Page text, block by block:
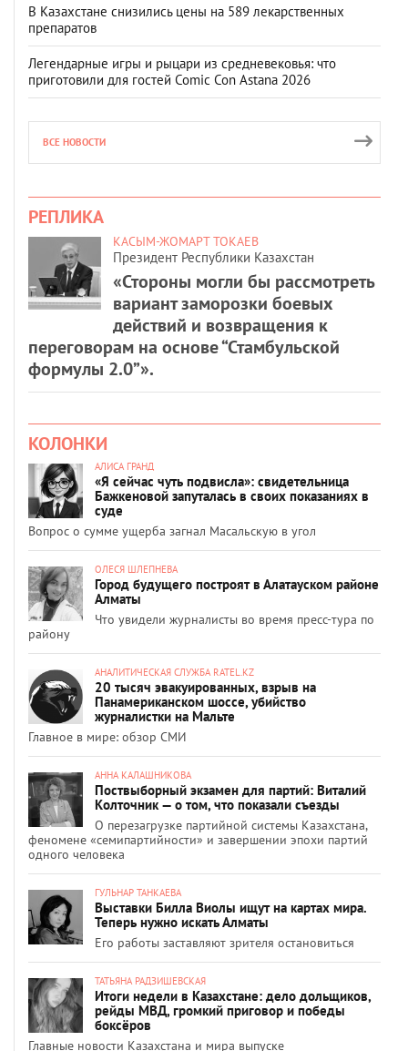
В Казахстане снизились цены на 589 лекарственных
препаратов
Легендарные игры и рыцари из средневековья: что
приготовили для гостей Comic Con Astana 2026
ВСЕ НОВОСТИ
РЕПЛИКА
КАСЫМ-ЖОМАРТ ТОКАЕВ
Президент Республики Казахстан
«Стороны могли бы рассмотреть
вариант заморозки боевых
действий и возвращения к
переговорам на основе “Стамбульской
формулы 2.0”».
КОЛОНКИ
АЛИСА ГРАНД
«Я сейчас чуть подвисла»: свидетельница
Бажкеновой запуталась в своих показаниях в
суде
Вопрос о сумме ущерба загнал Масальскую в угол
ОЛЕСЯ ШЛЕПНЕВА
Город будущего построят в Алатауском районе
Алматы
Что увидели журналисты во время пресс-тура по
району
АНАЛИТИЧЕСКАЯ СЛУЖБА RATEL.KZ
20 тысяч эвакуированных, взрыв на
Панамериканском шоссе, убийство
журналистки на Мальте
Главное в мире: обзор СМИ
АННА КАЛАШНИКОВА
Поствыборный экзамен для партий: Виталий
Колточник — о том, что показали съезды
О перезагрузке партийной системы Казахстана,
феномене «семипартийности» и завершении эпохи партий
одного человека
ГУЛЬНАР ТАНКАЕВА
Выставки Билла Виолы ищут на картах мира.
Теперь нужно искать Алматы
Его работы заставляют зрителя остановиться
ТАТЬЯНА РАДЗИШЕВСКАЯ
Итоги недели в Казахстане: дело дольщиков,
рейды МВД, громкий приговор и победы
боксёров
Главные новости Казахстана и мира выпуске